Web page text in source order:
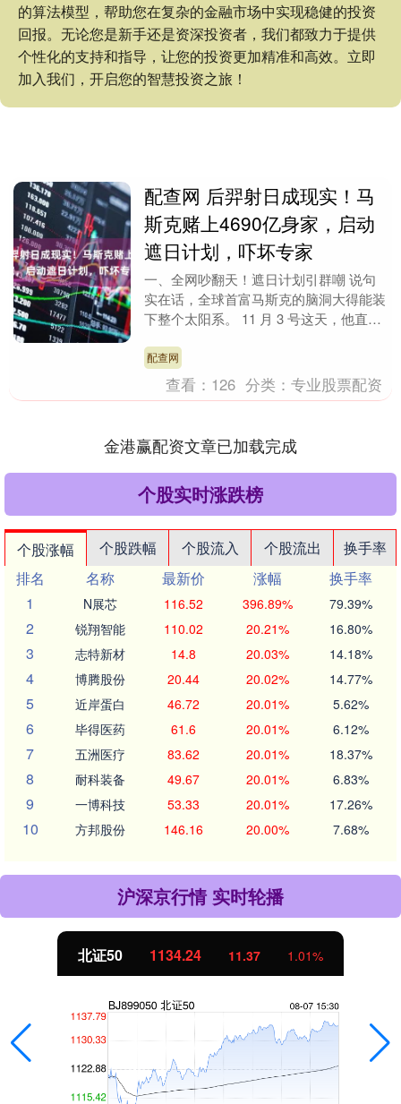
的算法模型，帮助您在复杂的金融市场中实现稳健的投资
回报。无论您是新手还是资深投资者，我们都致力于提供
个性化的支持和指导，让您的投资更加精准和高效。立即
加入我们，开启您的智慧投资之旅！
配查网 后羿射日成现实！马
斯克赌上4690亿身家，启动
遮日计划，吓坏专家
一、全网吵翻天！遮日计划引群嘲 说句
实在话，全球首富马斯克的脑洞大得能装
下整个太阳系。 11 月 3 号这天，他直接
....
配查网
查看： 126 分类：专业股票配资
金港赢配资文章已加载完成
个股实时涨跌榜
个股涨幅 个股跌幅 个股流入 个股流出
换手率
排名
名称 最新价 涨幅
换手率
1
N展芯 116.52 396.89% 79.39%
2 锐翔智能 110.02 20.21% 16.80%
3 志特新材 14.8 20.03% 14.18%
4 博腾股份 20.44 20.02% 14.77%
5 近岸蛋白 46.72 20.01% 5.62%
6 毕得医药 61.6 20.01% 6.12%
7 五洲医疗 83.62 20.01% 18.37%
8 耐科装备 49.67 20.01% 6.83%
9 一博科技 53.33 20.01% 17.26%
10 方邦股份 146.16 20.00% 7.68%
沪深京行情 实时轮播
北证50 1134.24 11.37 1.01%